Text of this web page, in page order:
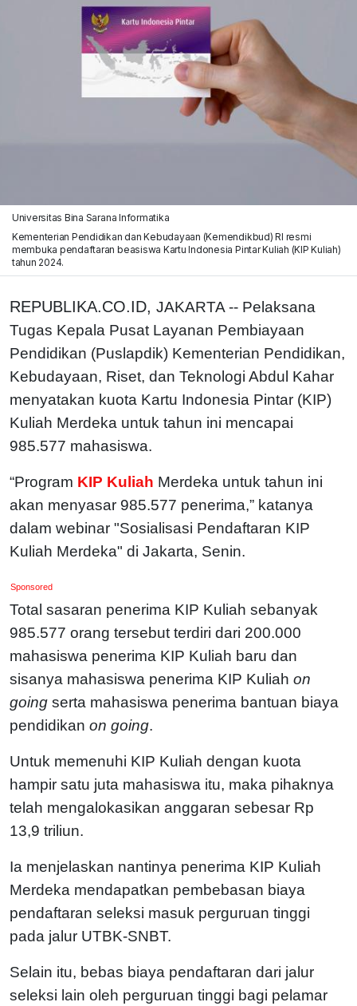
Universitas Bina Sarana Informatika
Kementerian Pendidikan dan Kebudayaan (Kemendikbud) RI resmi
membuka pendaftaran beasiswa Kartu Indonesia Pintar Kuliah (KIP Kuliah)
tahun 2024.
REPUBLIKA.CO.ID, JAKARTA -- Pelaksana
Tugas Kepala Pusat Layanan Pembiayaan
Pendidikan (Puslapdik) Kementerian Pendidikan,
Kebudayaan, Riset, dan Teknologi Abdul Kahar
menyatakan kuota Kartu Indonesia Pintar (KIP)
Kuliah Merdeka untuk tahun ini mencapai
985.577 mahasiswa.
“Program KIP Kuliah Merdeka untuk tahun ini
akan menyasar 985.577 penerima,” katanya
dalam webinar "Sosialisasi Pendaftaran KIP
Kuliah Merdeka" di Jakarta, Senin.
Sponsored
Total sasaran penerima KIP Kuliah sebanyak
985.577 orang tersebut terdiri dari 200.000
mahasiswa penerima KIP Kuliah baru dan
sisanya mahasiswa penerima KIP Kuliah on
going serta mahasiswa penerima bantuan biaya
pendidikan on going.
Untuk memenuhi KIP Kuliah dengan kuota
hampir satu juta mahasiswa itu, maka pihaknya
telah mengalokasikan anggaran sebesar Rp
13,9 triliun.
Ia menjelaskan nantinya penerima KIP Kuliah
Merdeka mendapatkan pembebasan biaya
pendaftaran seleksi masuk perguruan tinggi
pada jalur UTBK-SNBT.
Selain itu, bebas biaya pendaftaran dari jalur
seleksi lain oleh perguruan tinggi bagi pelamar